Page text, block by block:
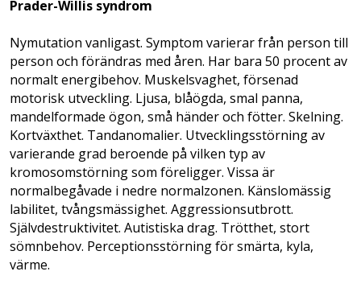
Prader-Willis syndrom
Nymutation vanligast. Symptom varierar från person till
person och förändras med åren. Har bara 50 procent av
normalt energibehov. Muskelsvaghet, försenad
motorisk utveckling. Ljusa, blåögda, smal panna,
mandelformade ögon, små händer och fötter. Skelning.
Kortväxthet. Tand­anomalier. Utvecklingsstörning av
varierande grad beroende på vilken typ av
kromosomstörning som föreligger. Vissa är
normalbegåvade i nedre normalzonen. Känslo­mässig
labilitet, tvångsmässighet. Aggressions­utbrott.
Självdestruktivitet. Autistiska drag. Trötthet, stort
sömnbehov. Perceptionsstörning för smärta, kyla,
värme.